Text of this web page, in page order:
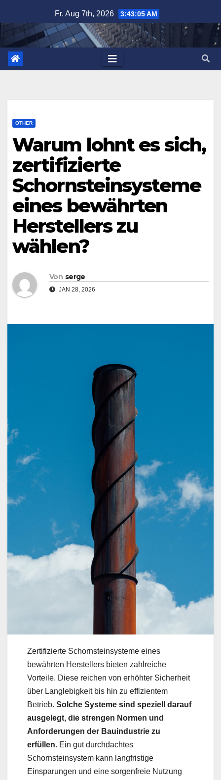
Inhalt
springen
Fr. Aug 7th, 2026 3:43:05 AM
OTHER
Warum lohnt es sich,
zertifizierte
Schornsteinsysteme
eines bewährten
Herstellers zu
wählen?
Von serge
JAN 28, 2026
Zertifizierte Schornsteinsysteme eines
bewährten Herstellers bieten zahlreiche
Vorteile. Diese reichen von erhöhter Sicherheit
über Langlebigkeit bis hin zu effizientem
Betrieb. Solche Systeme sind speziell darauf
ausgelegt, die strengen Normen und
Anforderungen der Bauindustrie zu
erfüllen. Ein gut durchdachtes
Schornsteinsystem kann langfristige
Einsparungen und eine sorgenfreie Nutzung